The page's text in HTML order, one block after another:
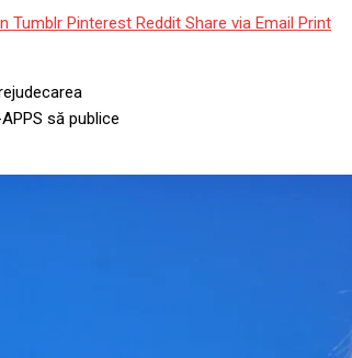
Tumblr Pinterest Reddit Share via Email Print
să publice